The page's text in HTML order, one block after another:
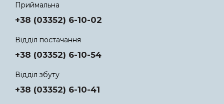
Приймальна
+38 (03352) 6-10-02
Відділ постачання
+38 (03352) 6-10-54
Відділ збуту
+38 (03352) 6-10-41